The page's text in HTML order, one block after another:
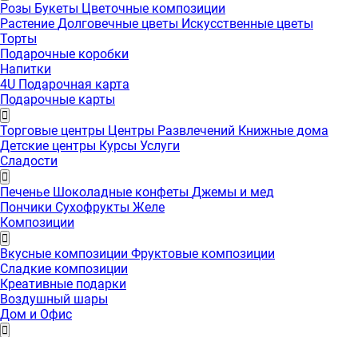
Розы Букеты Цветочные композиции
Растение Долговечные цветы Искусственные цветы
Торты
Подарочные коробки
Напитки
4U Подарочная карта
Подарочные карты
Торговые центры Центры Развлечений Книжные дома
Детские центры Курсы Услуги
Сладости
Печенье Шоколадные конфеты Джемы и мед
Пончики Сухофрукты Желе
Композиции
Вкусные композиции Фруктовые композиции
Сладкие композиции
Креативные подарки
Воздушный шары
Дом и Офис